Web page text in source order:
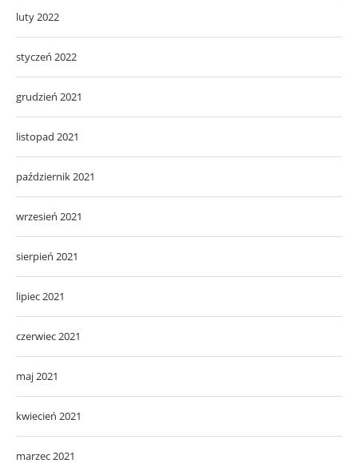
luty 2022
styczeń 2022
grudzień 2021
listopad 2021
październik 2021
wrzesień 2021
sierpień 2021
lipiec 2021
czerwiec 2021
maj 2021
kwiecień 2021
marzec 2021